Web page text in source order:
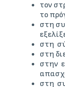
τον
το
στη
στη
στη
στην
στη